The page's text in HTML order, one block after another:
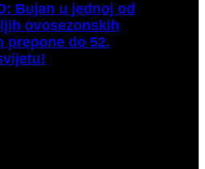
Bujan u jednoj od
ovosezonskih
prepone do 52.